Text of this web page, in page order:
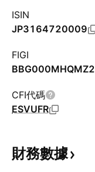
ISIN
JP3164720009
FIGI
BBG000MHQMZ2
CFI代碼
ESVUFR
財務數據